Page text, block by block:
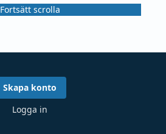
Fortsätt scrolla
Skapa konto
Logga in